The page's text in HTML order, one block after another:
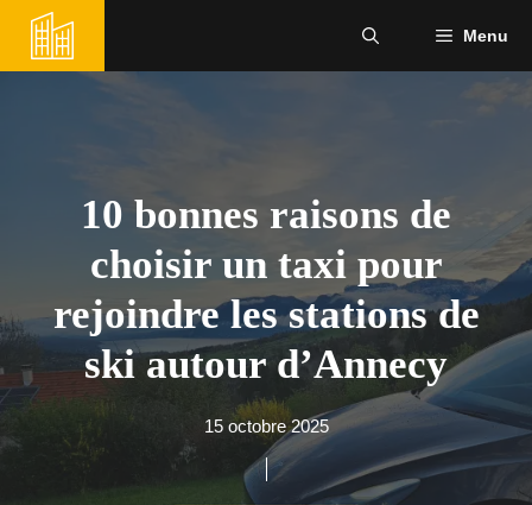
contenu
Menu
10 bonnes raisons de
choisir un taxi pour
rejoindre les stations de
ski autour d’Annecy
15 octobre 2025